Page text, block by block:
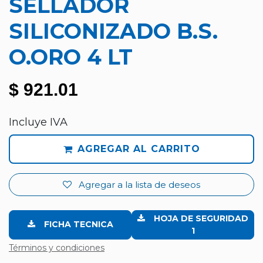
SELLADOR
SILICONIZADO B.S.
O.ORO 4 LT
$ 921.01
Incluye IVA
AGREGAR AL CARRITO
Agregar a la lista de deseos
FICHA TECNICA
1
Términos y condiciones